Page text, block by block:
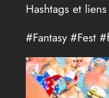
Hashtags et
#Fantasy #Fest